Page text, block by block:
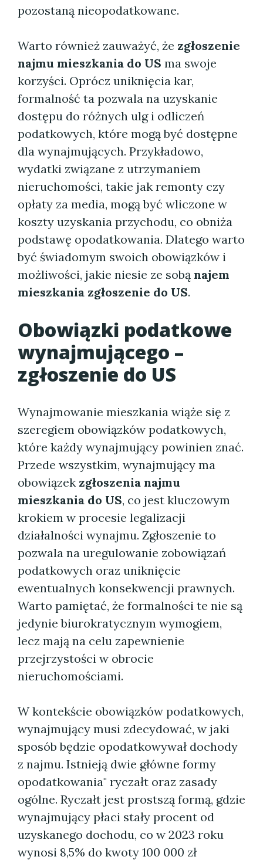
pozostaną nieopodatkowane.
Warto również zauważyć, że zgłoszenie
najmu mieszkania do US ma swoje
korzyści. Oprócz uniknięcia kar,
formalność ta pozwala na uzyskanie
dostępu do różnych ulg i odliczeń
podatkowych, które mogą być dostępne
dla wynajmujących. Przykładowo,
wydatki związane z utrzymaniem
nieruchomości, takie jak remonty czy
opłaty za media, mogą być wliczone w
koszty uzyskania przychodu, co obniża
podstawę opodatkowania. Dlatego warto
być świadomym swoich obowiązków i
możliwości, jakie niesie ze sobą najem
mieszkania zgłoszenie do US.
Obowiązki podatkowe
wynajmującego –
zgłoszenie do US
Wynajmowanie mieszkania wiąże się z
szeregiem obowiązków podatkowych,
które każdy wynajmujący powinien znać.
Przede wszystkim, wynajmujący ma
obowiązek zgłoszenia najmu
mieszkania do US, co jest kluczowym
krokiem w procesie legalizacji
działalności wynajmu. Zgłoszenie to
pozwala na uregulowanie zobowiązań
podatkowych oraz uniknięcie
ewentualnych konsekwencji prawnych.
Warto pamiętać, że formalności te nie są
jedynie biurokratycznym wymogiem,
lecz mają na celu zapewnienie
przejrzystości w obrocie
nieruchomościami.
W kontekście obowiązków podatkowych,
wynajmujący musi zdecydować, w jaki
sposób będzie opodatkowywał dochody
z najmu. Istnieją dwie główne formy
opodatkowania" ryczałt oraz zasady
ogólne. Ryczałt jest prostszą formą, gdzie
wynajmujący płaci stały procent od
uzyskanego dochodu, co w 2023 roku
wynosi 8,5% do kwoty 100 000 zł